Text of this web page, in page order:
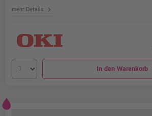
mehr Details chevron_right
In den Warenkorb